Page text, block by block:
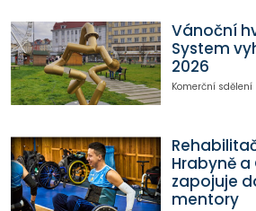
Vánoční
System
2026
Komerční sdělení
Hrabyně
zapojuje
mentory